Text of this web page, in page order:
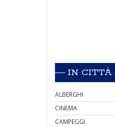
IN CITTÀ
ALBERGHI
CINEMA
CAMPEGGI